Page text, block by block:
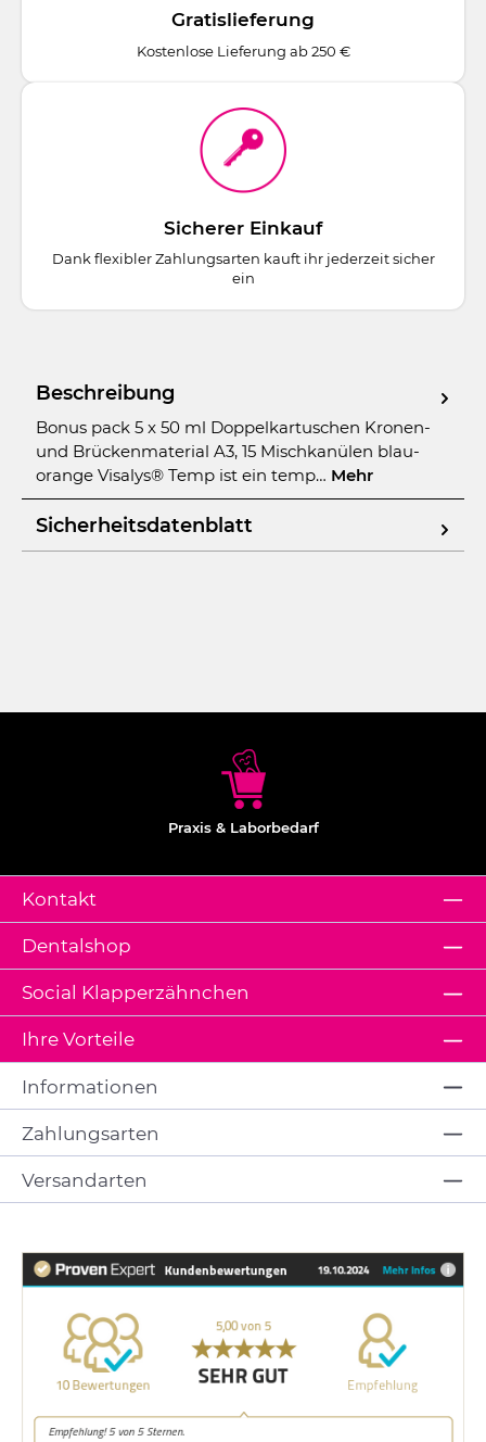
Gratislieferung
Kostenlose Lieferung ab 250 €
Sicherer Einkauf
Dank flexibler Zahlungsarten kauft ihr jederzeit sicher
ein
Beschreibung
Bonus pack 5 x 50 ml Doppelkartuschen Kronen-
und Brückenmaterial A3, 15 Mischkanülen blau-
orange Visalys® Temp ist ein temp… Mehr
Sicherheitsdatenblatt
Praxis & Laborbedarf
Kontakt
Dentalshop
Ihre Vorteile
Social Klapperzähnchen
Informationen
Zahlungsarten
Versandarten